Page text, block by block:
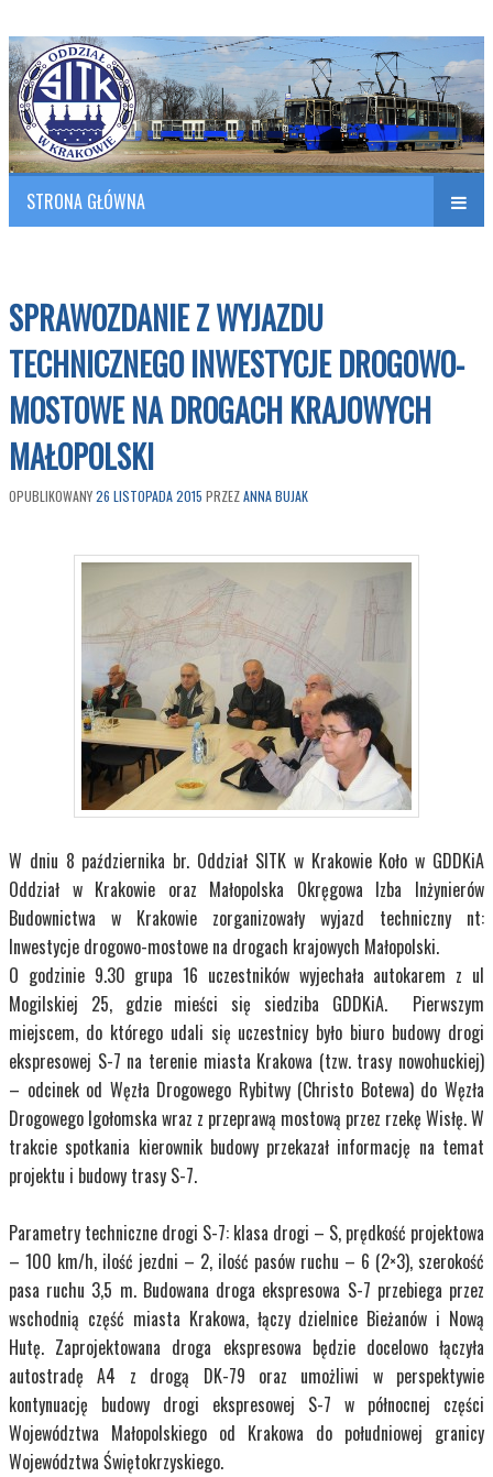
SITK RP Oddział w KRAKOWIE
Polish Association of Engineers & Technicians of Transportation
STRONA GŁÓWNA
SPRAWOZDANIE Z WYJAZDU
TECHNICZNEGO INWESTYCJE DROGOWO-
MOSTOWE NA DROGACH KRAJOWYCH
MAŁOPOLSKI
OPUBLIKOWANY26 LISTOPADA 2015 PRZEZANNA BUJAK
W dniu 8 października br. Oddział SITK w Krakowie Koło w GDDKiA
Oddział w Krakowie oraz Małopolska Okręgowa Izba Inżynierów
Budownictwa w Krakowie zorganizowały wyjazd techniczny nt:
Inwestycje drogowo-mostowe na drogach krajowych Małopolski.
O godzinie 9.30 grupa 16 uczestników wyjechała autokarem z ul
Mogilskiej 25, gdzie mieści się siedziba GDDKiA. Pierwszym
miejscem, do którego udali się uczestnicy było biuro budowy drogi
ekspresowej S-7 na terenie miasta Krakowa (tzw. trasy nowohuckiej)
– odcinek od Węzła Drogowego Rybitwy (Christo Botewa) do Węzła
Drogowego Igołomska wraz z przeprawą mostową przez rzekę Wisłę. W
trakcie spotkania kierownik budowy przekazał informację na temat
projektu i budowy trasy S-7.
Parametry techniczne drogi S-7: klasa drogi – S, prędkość projektowa
– 100 km/h, ilość jezdni – 2, ilość pasów ruchu – 6 (2×3), szerokość
pasa ruchu 3,5 m. Budowana droga ekspresowa S-7 przebiega przez
wschodnią część miasta Krakowa, łączy dzielnice Bieżanów i Nową
Hutę. Zaprojektowana droga ekspresowa będzie docelowo łączyła
autostradę A4 z drogą DK-79 oraz umożliwi w perspektywie
kontynuację budowy drogi ekspresowej S-7 w północnej części
Województwa Małopolskiego od Krakowa do południowej granicy
Województwa Świętokrzyskiego.